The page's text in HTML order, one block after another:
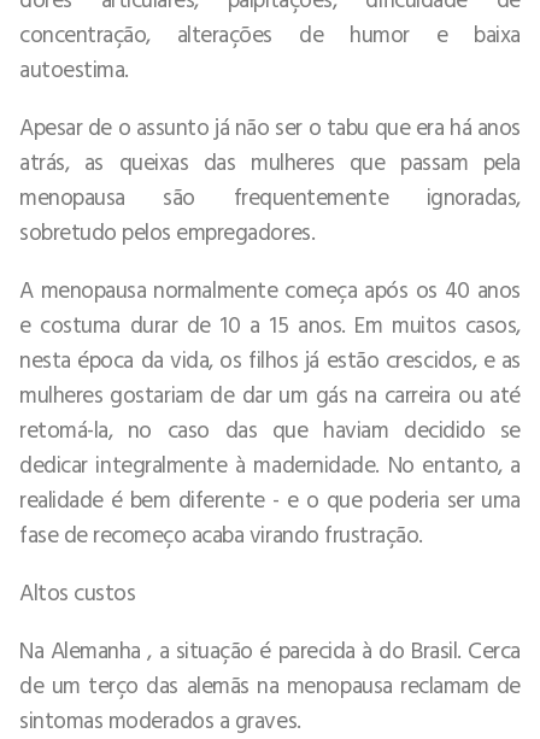
concentração, alterações de humor e baixa
autoestima.
Apesar de o assunto já não ser o tabu que era há anos
atrás, as queixas das mulheres que passam pela
menopausa são frequentemente ignoradas,
sobretudo pelos empregadores.
A menopausa normalmente começa após os 40 anos
e costuma durar de 10 a 15 anos. Em muitos casos,
nesta época da vida, os filhos já estão crescidos, e as
mulheres gostariam de dar um gás na carreira ou até
retomá-la, no caso das que haviam decidido se
dedicar integralmente à madernidade. No entanto, a
realidade é bem diferente - e o que poderia ser uma
fase de recomeço acaba virando frustração.
Altos custos
Na Alemanha , a situação é parecida à do Brasil. Cerca
de um terço das alemãs na menopausa reclamam de
sintomas moderados a graves.